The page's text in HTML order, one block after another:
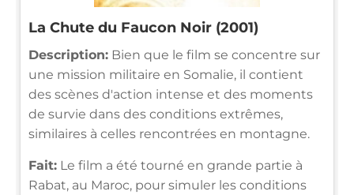
La Chute du Faucon Noir (2001)
Description: Bien que le film se concentre sur
une mission militaire en Somalie, il contient
des scènes d'action intense et des moments
de survie dans des conditions extrêmes,
similaires à celles rencontrées en montagne.
Fait: Le film a été tourné en grande partie à
Rabat, au Maroc, pour simuler les conditions